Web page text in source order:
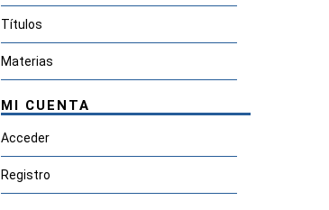
Títulos
Materias
MI CUENTA
Acceder
Registro